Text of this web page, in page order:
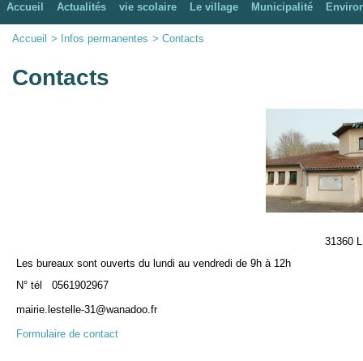
Accueil Actualités vie scolaire Le village Municipalité
Accueil > Infos permanentes > Contacts
Contacts
31360
Les bureaux sont ouverts du lundi au vendredi de 9h à 12h
N° tél 0561902967
mairie.lestelle-31@wanadoo.fr
Formulaire de contact